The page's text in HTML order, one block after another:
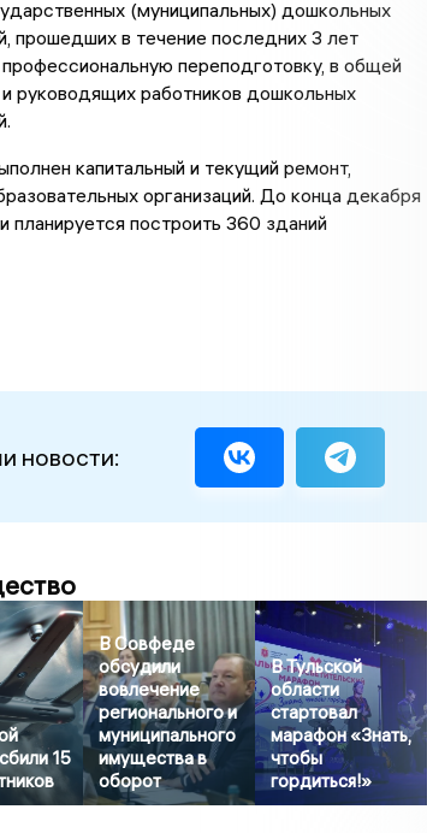
(муниципальных) дошкольных
прошедших в течение последних 3 лет
переподготовку, в общей
руководящих работников дошкольных
капитальный и текущий ремонт,
организаций. До конца декабря
планируется построить 360 зданий
новости:
15
В Совфеде
обсудили
вовлечение
регионального и
муниципального
имущества в
оборот
В Тульской
области
стартовал
марафон «Знать,
чтобы
гордиться!»